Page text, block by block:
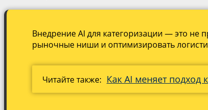
Внедрение AI для категоризации — это не
рыночные ниши и оптимизировать
Читайте также: Как AI меняет подход